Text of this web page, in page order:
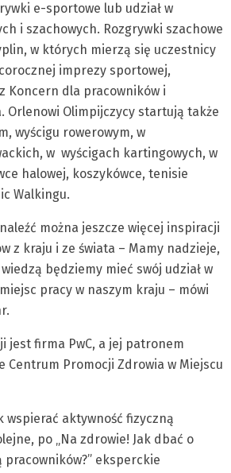
e-sportowe lub udział w
i szachowych. Rozgrywki szachowe
w których mierzą się uczestnicy
imprezy sportowej,
Koncern dla pracowników i
Orlenowi Olimpijczycy startują także
wyścigu rowerowym, w
w wyścigach kartingowych, w
halowej, koszy­kówce, tenisie
Walkingu.
można jeszcze więcej inspiracji
z kraju i ze świata – Mamy nadzieje,
będziemy mieć swój udział w
pracy w naszym kraju – mówi
jest firma PwC, a jej patronem
Centrum Promocji Zdrowia w Miejscu
wspierać aktywność fizyczną
po „Na zdrowie! Jak dbać o
eksperckie